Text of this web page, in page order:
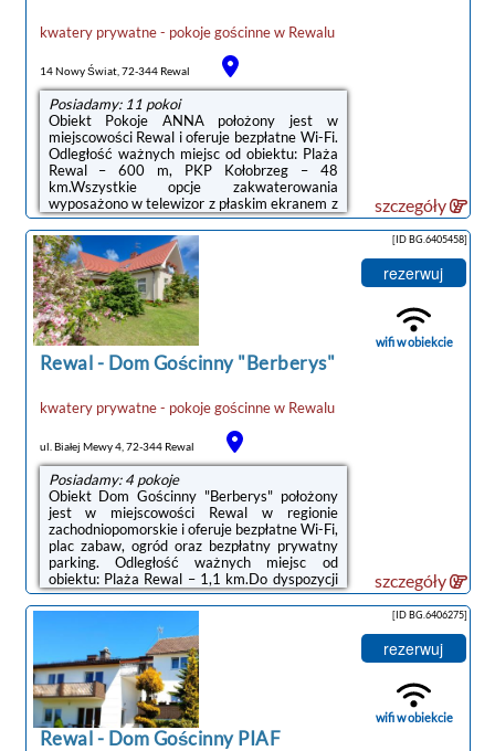
kwatery prywatne - pokoje gościnnew Rewalu
14 Nowy Świat, 72-344 Rewal
Posiadamy: 11 pokoi
Obiekt Pokoje ANNA położony jest w
miejscowości Rewal i oferuje bezpłatne Wi-Fi.
Odległość ważnych miejsc od obiektu: Plaża
Rewal – 600 m, PKP Kołobrzeg – 48
km.Wszystkie opcje zakwaterowania
wyposażono w telewizor z płaskim ekranem z
dostępem do kanałów kablowych. W każdej
opcji znajduje się też prywatna łazienka z
prysznicem oraz aneks kuchenny z pełnym
wyposażeniem, w tym lodówką. Niektóre
opcje zakwaterowania mają taras lub
balkon.Odległość ważnych miejsc od obiektu:
Molo w Kołobrzegu – 49 km, Latarnia morska
w Kołobrzegu – 49 km.Doba hotelowa od
godziny ...
szczegóły
Rewal- Dom Gościnny "Berberys"
kwatery prywatne - pokoje gościnnew Rewalu
ul. Białej Mewy 4, 72-344 Rewal
Posiadamy: 4 pokoje
Obiekt Dom Gościnny "Berberys" położony
jest w miejscowości Rewal w regionie
zachodniopomorskie i oferuje bezpłatne Wi-Fi,
plac zabaw, ogród oraz bezpłatny prywatny
parking. Odległość ważnych miejsc od
obiektu: Plaża Rewal – 1,1 km.Do dyspozycji
Gości jest w pełni wyposażona prywatna
łazienka z prysznicem i suszarką do
włosów.Na miejscu serwowane jest śniadanie
w formie bufetu lub kontynentalne.Na terenie
obiektu Dom Gościnny "Berberys" dostępny
jest taras i sprzęt do grillowania.Odległość
ważnych miejsc od obiektu: PKP Kołobrzeg –
48 km, Molo w Kołobrzegu – 48 ...
[ID BG.6405458]
rezerwuj
wifi w obiekcie
szczegóły
Rewal- Dom Gościnny PIAF
[ID BG.6406275]
rezerwuj
wifi w obiekcie